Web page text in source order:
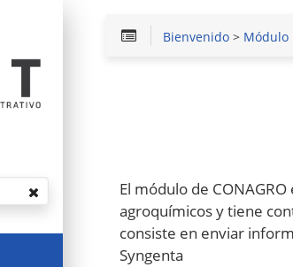
Bienvenido > Módulo
El módulo de
agroquímicos y tiene
consiste en enviar
Syngenta